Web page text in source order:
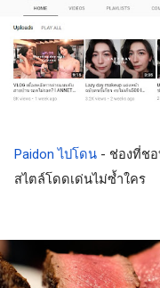
Paidon ไปโดน - ช่องที่ชอ
สไตล์โดดเด่นไม่ซ้ำใคร